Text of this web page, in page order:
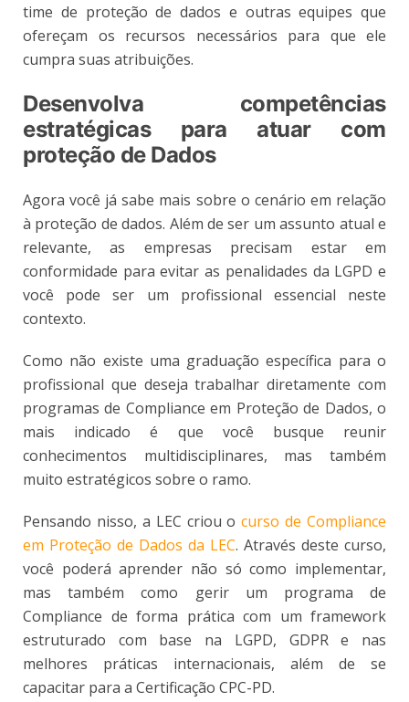
time de proteção de dados e outras equipes que
ofereçam os recursos necessários para que ele
cumpra suas atribuições.
Desenvolva competências
estratégicas para atuar com
proteção de Dados
Agora você já sabe mais sobre o cenário em relação
à proteção de dados. Além de ser um assunto atual e
relevante, as empresas precisam estar em
conformidade para evitar as penalidades da LGPD e
você pode ser um profissional essencial neste
contexto.
Como não existe uma graduação específica para o
profissional que deseja trabalhar diretamente com
programas de Compliance em Proteção de Dados, o
mais indicado é que você busque reunir
conhecimentos multidisciplinares, mas também
muito estratégicos sobre o ramo.
Pensando nisso, a LEC criou ocurso de Compliance
em Proteção de Dados da LEC. Através deste curso,
você poderá aprender não só como implementar,
mas também como gerir um programa de
Compliance de forma prática com um framework
estruturado com base na LGPD, GDPR e nas
melhores práticas internacionais, além de se
capacitar para a Certificação CPC-PD.